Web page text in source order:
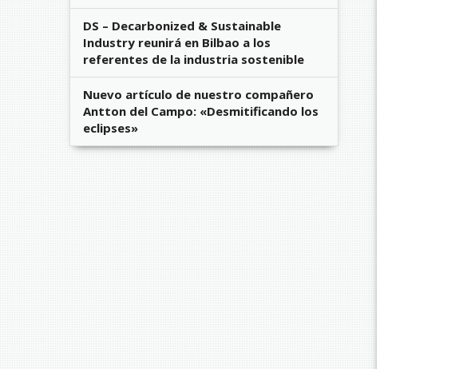
DS – Decarbonized & Sustainable
Industry reunirá en Bilbao a los
referentes de la industria sostenible
Nuevo artículo de nuestro compañero
Antton del Campo: «Desmitificando los
eclipses»